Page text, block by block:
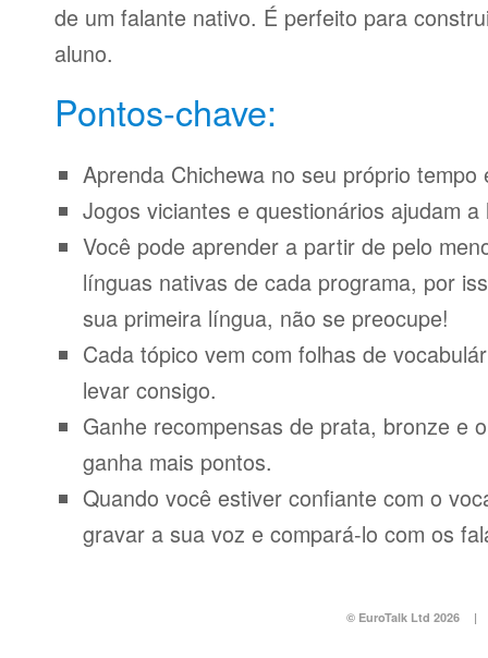
de um falante nativo. É perfeito para
aluno.
Pontos-chave:
Aprenda Chichewa no seu próprio
Jogos viciantes e questionários ajudam
Você pode aprender a partir de pelo
línguas nativas de cada programa, por
sua primeira língua, não se preocupe!
Cada tópico vem com folhas de
levar consigo.
Ganhe recompensas de prata, bronze e
ganha mais pontos.
Quando você estiver confiante com o
gravar a sua voz e compará-lo com os
© EuroTalk Ltd 2026 |